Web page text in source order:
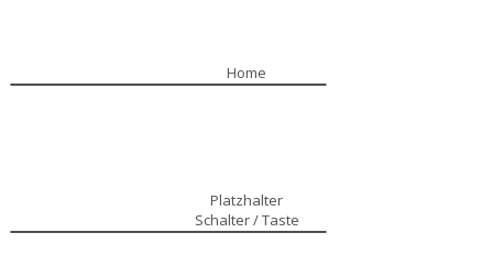
Home
Platzhalter
Schalter / Taste